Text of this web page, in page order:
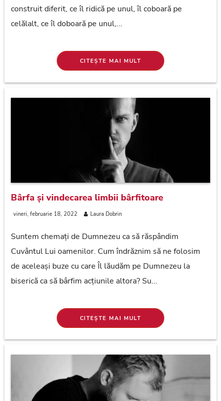
construit diferit, ce îl ridică pe unul, îl coboară pe
celălalt, ce îl doboară pe unul,...
CITEȘTE MAI MULT
Bârfa și vindecarea limbii bârfitoare
vineri, februarie 18, 2022 Laura Dobrin
Suntem chemați de Dumnezeu ca să răspândim
Cuvântul Lui oamenilor. Cum îndrăznim să ne folosim
de aceleași buze cu care Îl lăudăm pe Dumnezeu la
biserică ca să bârfim acțiunile altora? Su...
CITEȘTE MAI MULT